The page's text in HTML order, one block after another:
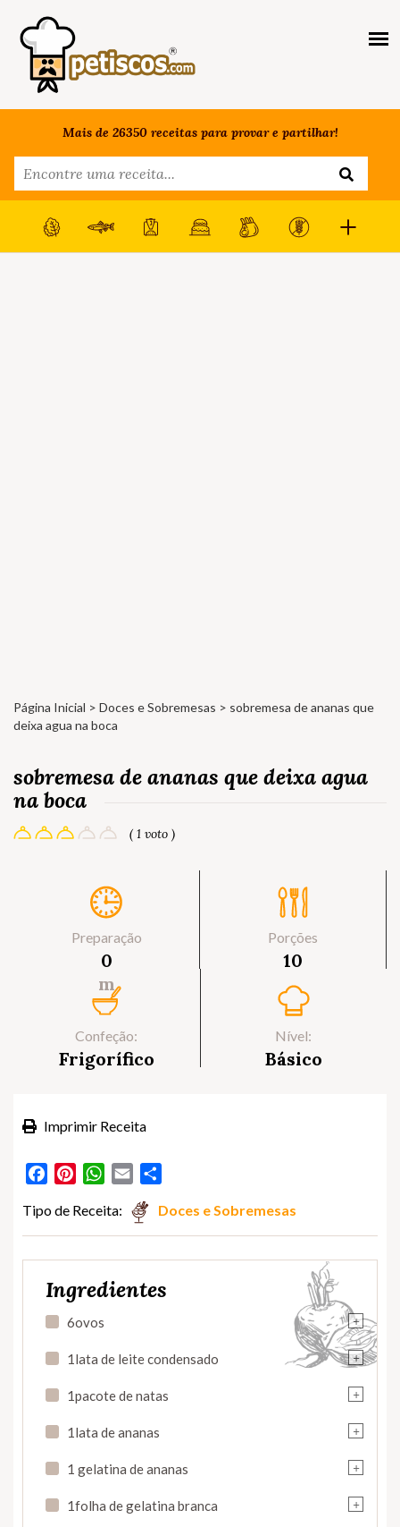
Mais de 26350 receitas para provar e partilhar!
Página Inicial > Doces e Sobremesas > sobremesa de ananas que
deixa agua na boca
sobremesa de ananas que deixa agua
na boca
( 1 voto )
Preparação
0
m
Porções
10
Confeção:
Frigorífico
Nível:
Básico
Imprimir Receita
FacebookPinterestWhatsApp
Email
Tipo de Receita: Doces e Sobremesas
Ingredientes
+
6ovos
+
1lata de leite condensado
+
1pacote de natas
+
1lata de ananas
+
1 gelatina de ananas
+
1folha de gelatina branca